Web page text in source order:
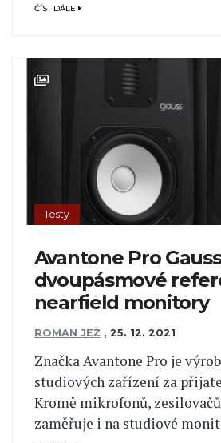
ČÍST DÁLE
Testy
Avantone Pro
dvoupásmové
nearfield monitory
ROMAN JEŽ , 25. 12. 2021
Značka Avantone Pro je
studiových zařízení za
Kromě mikrofonů,
zaměřuje i na studiové